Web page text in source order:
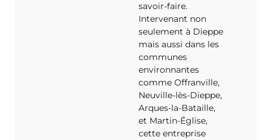
savoir-faire.
Intervenant non
seulement à Dieppe
mais aussi dans les
communes
environnantes
comme Offranville,
Neuville-lès-Dieppe,
Arques-la-Bataille,
et Martin-Église,
cette entreprise